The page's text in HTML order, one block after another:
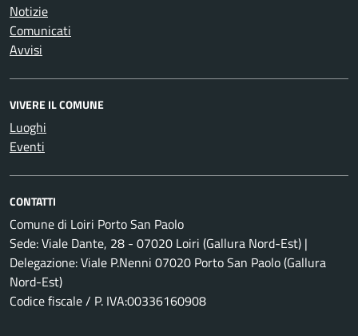
Notizie
Comunicati
Avvisi
VIVERE IL COMUNE
Luoghi
Eventi
CONTATTI
Comune di Loiri Porto San Paolo
Sede: Viale Dante, 28 - 07020 Loiri (Gallura Nord-Est) |
Delegazione: Viale P.Nenni 07020 Porto San Paolo (Gallura
Nord-Est)
Codice fiscale / P. IVA:00336160908